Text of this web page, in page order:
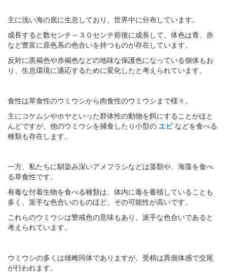
主に浅い海の底に生息しており、世界中に分布しています。
成長すると数センチ～３０センチ前後に成長して、体色は青、赤
など豊富に原色系の色合いを持つものが存在しています。
反対に黒褐色や赤褐色などの地味な保護色になっている個体もお
り、生息環境に適応するために変化したと考えられています。
食性は草食性のウミウシから肉食性のウミウシまで様々。
主にコケムシやホヤといった群体性の動物を餌にすることがほと
んどですが、他のウミウシを捕食したり小型の エビ などを食べる
種類も存在します。
一方、私たちに馴染み深いアメフラシなどは藻類や、海藻を食べ
る草食性です。
有毒な付着生物を食べる種類は、体内に毒を蓄積していることも
多く、派手な色合いのものほど、その可能性が高いです。
これらのウミウシは警戒色の意味もあり、派手な色合いであると
考えられています。
ウミウシの多くは雄雌同体でありますが、受精は異個体感で交尾
が行われます。